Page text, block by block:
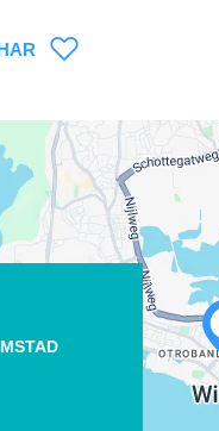
se de clicar no